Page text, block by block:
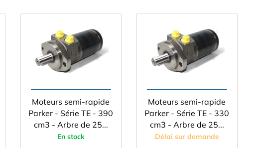
Moteurs semi-rapide
Parker - Série TE - 390
cm3 - Arbre de 25...
En stock
Moteurs semi-rapide
Parker - Série TE - 330
cm3 - Arbre de 25...
Délai sur demande